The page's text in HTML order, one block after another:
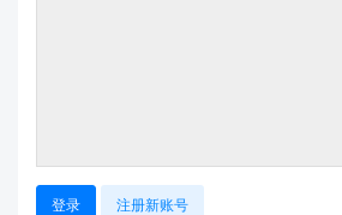
登录 注册新账号